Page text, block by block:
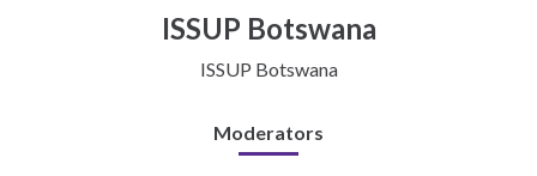
ISSUP Botswana
ISSUP Botswana
Moderators